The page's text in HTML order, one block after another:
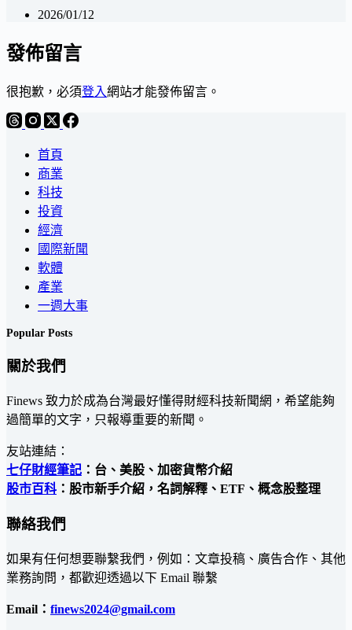
2026/01/12
發佈留言
很抱歉，必須登入網站才能發佈留言。
首頁
商業
科技
投資
經濟
國際新聞
軟體
產業
一週大事
Popular Posts
關於我們
Finews 致力於成為台灣最好懂得財經科技新聞網，希望能夠
過簡單的文字，只報導重要的新聞。
友站連結：
七仔財經筆記 ：台、美股、加密貨幣介紹
股市百科 ：股市新手介紹，名詞解釋、ETF、概念股整理
聯絡我們
如果有任何想要聯繫我們，例如：文章投稿、廣告合作、其他
業務詢問，都歡迎透過以下 Email 聯繫
Email： finews2024@gmail.com